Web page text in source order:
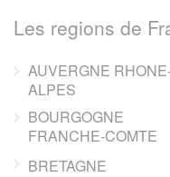
Les regions de
AUVERGNE
ALPES
BOURGOGNE
FRANCHE-COMTE
BRETAGNE